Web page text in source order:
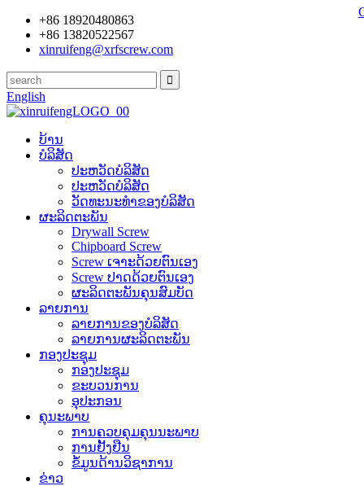
+86 18920480863
+86 13820522567
xinruifeng@xrfscrew.com
English
ບ້ານ
ບໍລິສັດ
ປະ​ຫວັດ​ບໍ​ລິ​ສັດ
ປະຫວັດບໍລິສັດ
ວັດທະນະທໍາຂອງບໍລິສັດ
ຜະລິດຕະພັນ
Drywall Screw
Chipboard Screw
Screw ເຈາະດ້ວຍຕົນເອງ
Screw ປາດດ້ວຍຕົນເອງ
ຜະລິດຕະພັນຄຸນສົມບັດ
ລາຍການ
ລາຍການຂອງບໍລິສັດ
ລາຍການຜະລິດຕະພັນ
ກອງປະຊຸມ
ກອງປະຊຸມ
ຂະບວນການ
ອຸປະກອນ
ຄຸນະພາບ
ການຄວບຄຸມຄຸນນະພາບ
ການຢັ້ງຢືນ
ຂໍ້​ມູນ​ດ້ານ​ວິ​ຊາ​ການ
ຂ່າວ